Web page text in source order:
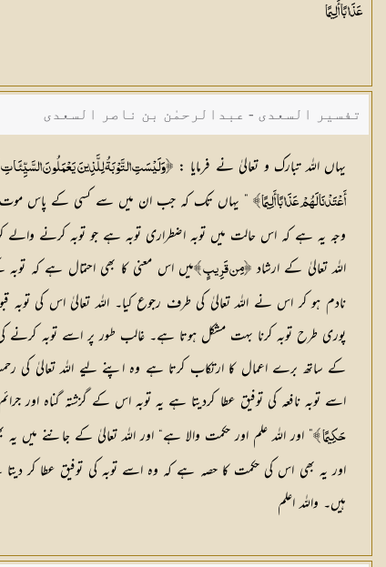
عَذَابًاأَلِيمًا
تفسیر السعدی - عبدالرحمٰن بن ناصر السعدی
یہاں اللہ تبارک و تعالیٰ نے فرمایا : ﴿وَلَيْسَتِ التَّوْبَةُ لِلَّذِينَ يَعْمَلُونَ
أَعْتَدْنَا لَهُمْ عَذَابًا أَلِيمًا ﴾ ” یہاں تک کہ جب ان میں سے کسی کے پاس موت
وجہ یہ ہے کہ اس حالت میں توبہ اضطراری توبہ ہے جو توبہ کرنے والے
اللہ تعالیٰ کے ارشاد ﴿مِن قَرِيبٍ ﴾میں اس معنی کا بھی احتمال ہے کہ
نادم ہو کر اس نے اللہ تعالیٰ کی طرف رجوع کیا۔ اللہ تعالیٰ اس
پوری طرح توبہ کرنا بہت مشکل ہوتا ہے۔ غالب طور پر اسے توبہ کرنے
کے ساتھ برے اعمال کا ارتکاب کرتا ہے وہ اپنے لیے اللہ تعالیٰ کی
اسے توبہ نافعہ کی توفیق عطا کردیتا ہے یہ توبہ اس کے گزشتہ گناہ
حَكِيمًا ﴾” اور اللہ علم اور حکمت والا ہے“ اور اللہ تعالیٰ کے جاننے
اور یہ بھی اس کی حکمت کا حصہ ہے کہ وہ اسے توبہ کی توفیق عطا کر
ہیں۔ واللہ اعلم